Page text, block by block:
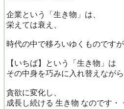
企業という「生き物」は、
栄えては衰え、
時代の中で移ろいゆくものですが
【いちば】という「生き物」は
その中身を巧みに入れ替えながら
貪欲に変化し、
成長し続ける 生き物 なのです・